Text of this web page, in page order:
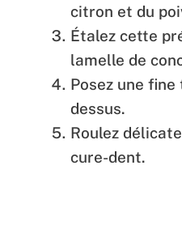
citron et du
Étalez cette
lamelle de
Posez une
dessus.
Roulez
cure-dent.